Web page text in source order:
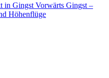
in Gingst Vorwärts Gingst –
Höhenflüge